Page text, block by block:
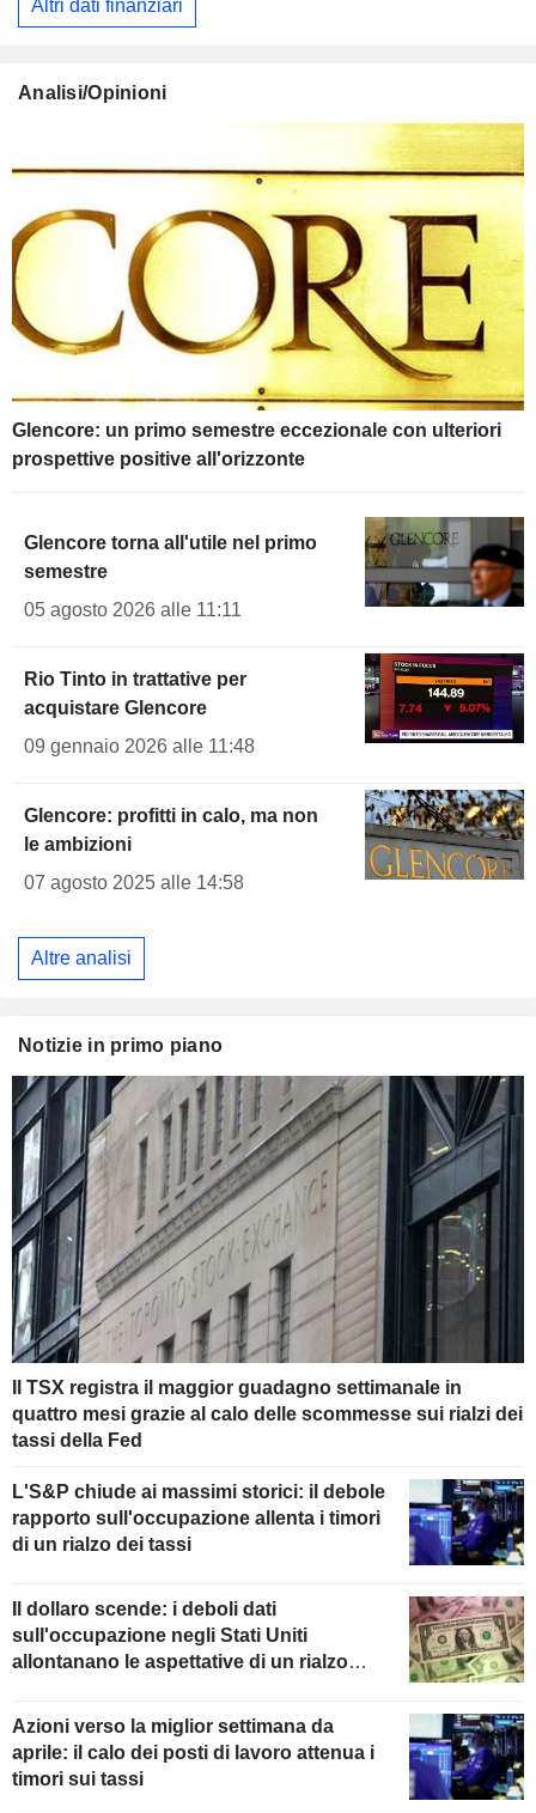
Altri dati finanziari
Analisi/Opinioni
Glencore: un primo semestre eccezionale con ulteriori
prospettive positive all'orizzonte
Glencore torna all'utile nel primo
semestre
05 agosto 2026 alle 11:11
Rio Tinto in trattative per
acquistare Glencore
09 gennaio 2026 alle 11:48
Glencore: profitti in calo, ma non
le ambizioni
07 agosto 2025 alle 14:58
Altre analisi
Notizie in primo piano
Il TSX registra il maggior guadagno settimanale in
quattro mesi grazie al calo delle scommesse sui rialzi dei
tassi della Fed
L'S&P chiude ai massimi storici: il debole
rapporto sull'occupazione allenta i timori
di un rialzo dei tassi
Il dollaro scende: i deboli dati
sull'occupazione negli Stati Uniti
allontanano le aspettative di un rialzo
Azioni verso la miglior settimana da
aprile: il calo dei posti di lavoro attenua i
timori sui tassi